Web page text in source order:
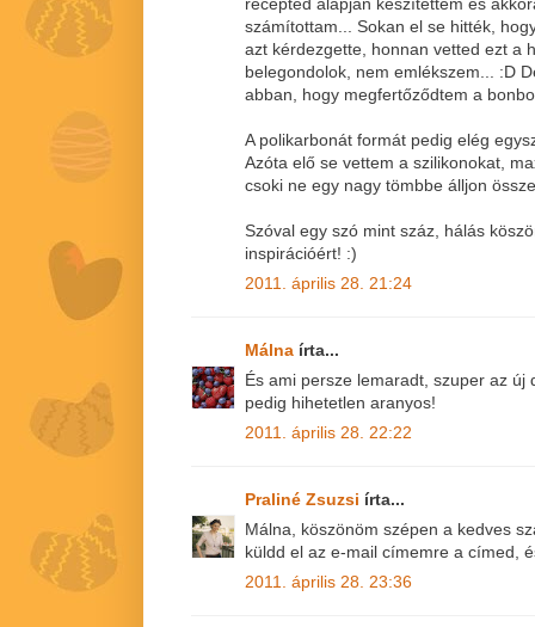
recepted alapján készítettem és
számítottam... Sokan el se hitték,
azt kérdezgette, honnan vetted ezt a
belegondolok, nem emlékszem... :D
abban, hogy megfertőződtem a
A polikarbonát formát pedig elég
Azóta elő se vettem a szilikonokat,
csoki ne egy nagy tömbbe álljon
Szóval egy szó mint száz, hálás
inspirációért! :)
2011. április 28. 21:24
Málna írta...
És ami persze lemaradt, szuper az új
pedig hihetetlen aranyos!
2011. április 28. 22:22
Praliné Zsuzsi írta...
Málna, köszönöm szépen a kedves
küldd el az e-mail címemre a címed,
2011. április 28. 23:36